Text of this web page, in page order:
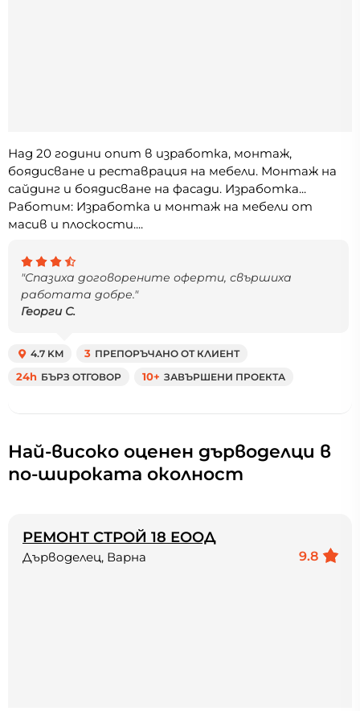
Над 20 години опит в изработка, монтаж,
боядисване и реставрация на мебели. Монтаж на
сайдинг и боядисване на фасади. Изработка...
Работим: Изработка и монтаж на мебели от
масив и плоскости....
"Спазиха договорените оферти, свършиха
работата добре."
Георги С.
4.7 KM 3 ПРЕПОРЪЧАНО ОТ КЛИЕНТ
24h БЪРЗ ОТГОВОР 10+ ЗАВЪРШЕНИ ПРОЕКТА
Най-високо оценен дърводелци в
по-широката околност
РЕМОНТ СТРОЙ 18 ЕООД
9.8
Дърводелец, Варна